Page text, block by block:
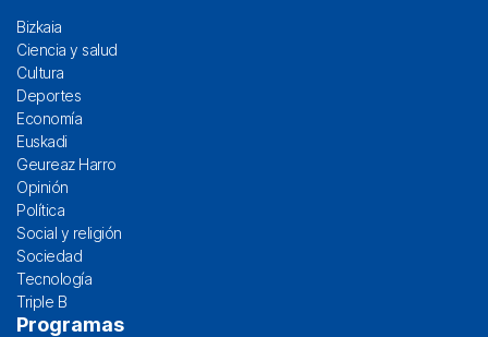
Bizkaia
Ciencia y salud
Cultura
Deportes
Economía
Euskadi
Geureaz Harro
Opinión
Política
Social y religión
Sociedad
Tecnología
Triple B
Programas